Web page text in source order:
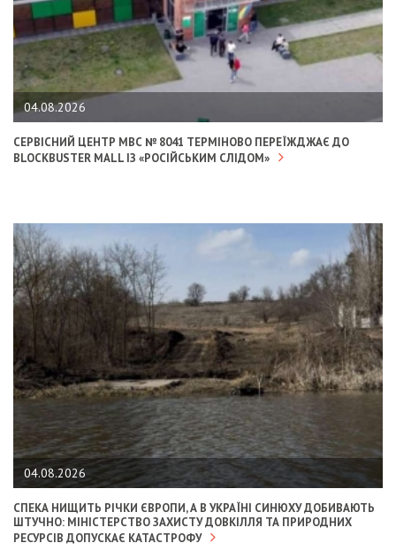
04.08.2026
СЕРВІСНИЙ ЦЕНТР МВС № 8041 ТЕРМІНОВО ПЕРЕЇЖДЖАЄ ДО
BLOCKBUSTER MALL ІЗ «РОСІЙСЬКИМ СЛІДОМ»
04.08.2026
СПЕКА НИЩИТЬ РІЧКИ ЄВРОПИ, А В УКРАЇНІ СИНЮХУ ДОБИВАЮТЬ
ШТУЧНО: МІНІСТЕРСТВО ЗАХИСТУ ДОВКІЛЛЯ ТА ПРИРОДНИХ
РЕСУРСІВ ДОПУСКАЄ КАТАСТРОФУ